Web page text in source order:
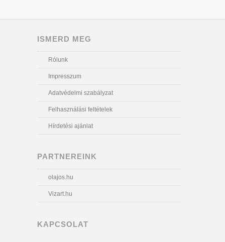
ISMERD MEG
Rólunk
Impresszum
Adatvédelmi szabályzat
Felhasználási feltételek
Hírdetési ajánlat
PARTNEREINK
olajos.hu
Vizart.hu
KAPCSOLAT